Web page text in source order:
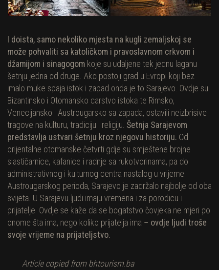
I doista, samo nekoliko mjesta na kugli zemaljskoj se
može pohvaliti sa katoličkom i pravoslavnom crkvom i
džamijom i sinagogom koje su udaljene tek jednu laganu
šetnju jedna od druge. Ako postoji grad u Evropi koji bez
imalo muke spaja istok i zapad onda je to Sarajevo. Ovdje su
Bizantinsko i Otomansko carstvo istoka te Rimsko,
Venecijansko i Austrougarsko sa zapada, ostavili neizbrisive
tragove na kulturu, tradiciju i religiju. Šetnja Sarajevom
predstavlja ustvari šetnju kroz njegovu historiju. Od
orijentalne otomanske četvrti gdje su smještene brojne
slastičarnice, kafanice i radnje sa rukotvorinama, pa do
administrativnog i kulturnog centra nastalog u vrijeme
Austrougarskog perioda, Sarajevo je zadržalo najbolje od oba
svijeta. U Sarajevu ljudi imaju vremena i za porodicu i
prijatelje. Ovdje se kaže da se bogatstvo čovjeka ne mjeri po
onome šta ima, nego koliko prijatelja ima – ovdje ljudi troše
svoje vrijeme na prijateljstvo.
Article copied from bhtourism.ba